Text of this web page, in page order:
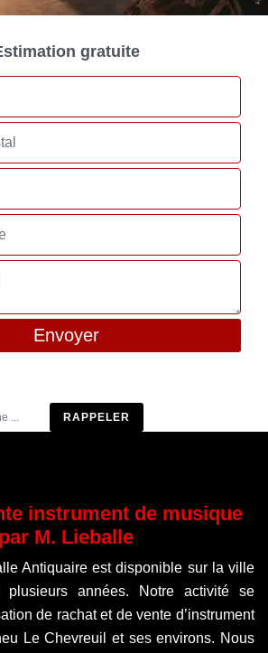
gratuite
instrument de musique
par M. Lieballe
Antiquaire est disponible sur la ville
années. Notre activité se
de rachat et de vente d’instrument
Le Chevreuil et ses environs. Nous